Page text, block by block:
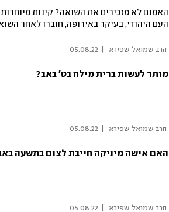
האמנם לא מזכירים את השואה? קינות
העם היהודי, בעיקר באירופה, חוברו לאחר
הרב שמואל שפירא 05.08.22
מותר לעשות ברית מילה בט' באב?
הרב שמואל שפירא 05.08.22
האם אישה מיניקה חייבת לצום בתשעה
הרב שמואל שפירא 05.08.22